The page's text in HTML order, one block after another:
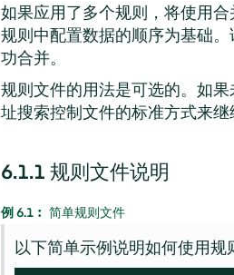
如果应用了多个规则，将使用
规则中配置数据的顺序为基础
功合并。
规则文件的用法是可选的。如
址搜索控制文件的标准方式来继
6.1.1 规则文件说明
例 6.1︰ 简单规则文件
以下简单示例说明如何使用规